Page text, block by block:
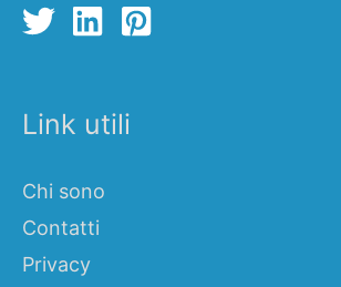
Link utili
Chi sono
Contatti
Privacy